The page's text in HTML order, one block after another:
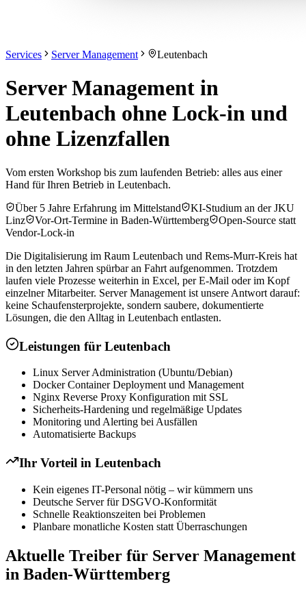
Services Server Management Leutenbach
Server Management in
Leutenbach ohne Lock-in und
ohne Lizenzfallen
Vom ersten Workshop bis zum laufenden Betrieb: alles aus einer
Hand für Ihren Betrieb in Leutenbach.
Über 5 Jahre Erfahrung im Mittelstand
KI-Studium an der JKU
Linz
Vor-Ort-Termine in Baden-Württemberg
Open-Source statt
Vendor-Lock-in
Die Digitalisierung im Raum Leutenbach und Rems-Murr-Kreis hat
in den letzten Jahren spürbar an Fahrt aufgenommen. Trotzdem
laufen viele Prozesse weiterhin in Excel, per E-Mail oder im Kopf
einzelner Mitarbeiter. Server Management ist unsere Antwort darauf:
keine Schaufensterprojekte, sondern saubere, dokumentierte
Lösungen, die den Alltag in Leutenbach entlasten.
Leistungen für Leutenbach
Linux Server Administration (Ubuntu/Debian)
Docker Container Deployment und Management
Nginx Reverse Proxy Konfiguration mit SSL
Sicherheits-Hardening und regelmäßige Updates
Monitoring und Alerting bei Ausfällen
Automatisierte Backups
Ihr Vorteil in Leutenbach
Kein eigenes IT-Personal nötig – wir kümmern uns
Deutsche Server für DSGVO-Konformität
Schnelle Reaktionszeiten bei Problemen
Planbare monatliche Kosten statt Überraschungen
Aktuelle Treiber für Server Management
in Baden-Württemberg